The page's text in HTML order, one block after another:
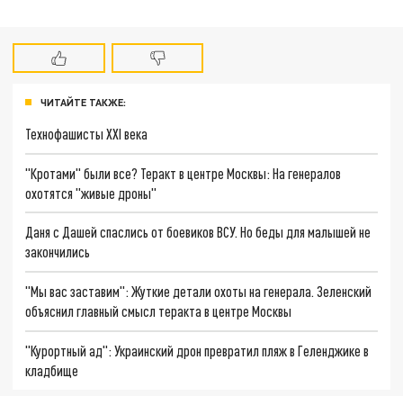
ЧИТАЙТЕ ТАКЖЕ:
Технофашисты XXI века
"Кротами" были все? Теракт в центре Москвы: На генералов
охотятся "живые дроны"
Даня с Дашей спаслись от боевиков ВСУ. Но беды для малышей не
закончились
"Мы вас заставим": Жуткие детали охоты на генерала. Зеленский
объяснил главный смысл теракта в центре Москвы
"Курортный ад": Украинский дрон превратил пляж в Геленджике в
кладбище